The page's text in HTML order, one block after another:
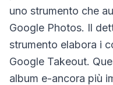
uno strumento che
Google Photos. Il
strumento elabora i
Google Takeout.
album e-ancora più